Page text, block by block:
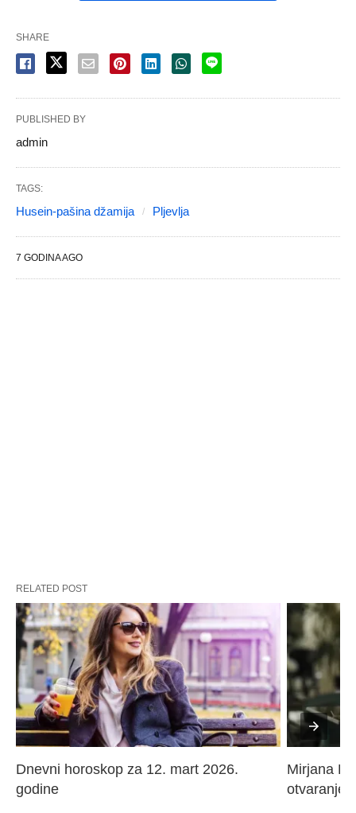
SHARE
PUBLISHED BY
admin
TAGS:
Husein-pašina džamija Pljevlja
7 GODINA AGO
RELATED POST
Dnevni horoskop za 12. mart 2026.
godine
Mirjana
otvaranje